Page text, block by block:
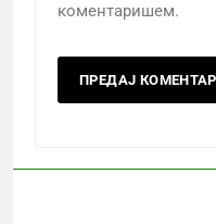
коментаришем.